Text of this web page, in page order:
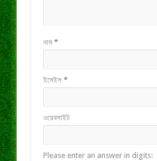
নাম *
ইমেইল *
ওয়েবসাইট
Please enter an answer in digits: